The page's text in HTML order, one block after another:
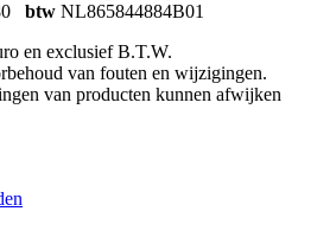
btw NL865844884B01
en exclusief B.T.W.
van fouten en wijzigingen.
van producten kunnen afwijken